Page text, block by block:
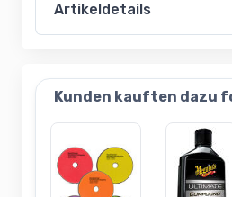
Artikeldetails
Kunden kauften dazu